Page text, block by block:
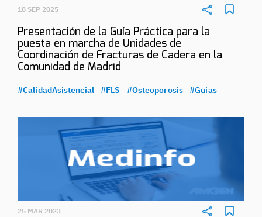
18 SEP 2025
Presentación de la Guía Práctica para la
puesta en marcha de Unidades de
Coordinación de Fracturas de Cadera en la
Comunidad de Madrid
#CalidadAsistencial #FLS #Osteoporosis #Guias
25 MAR 2023